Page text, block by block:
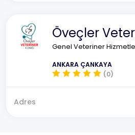
Öveçler
Genel Veteriner
ANKARA ÇANKAYA
(0)
Adres